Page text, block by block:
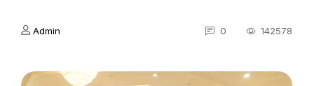
Admin 0 142578